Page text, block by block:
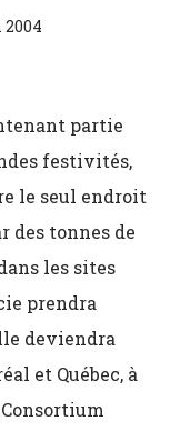
partie
festivités,
le seul endroit
des tonnes de
les sites
prendra
deviendra
et Québec, à